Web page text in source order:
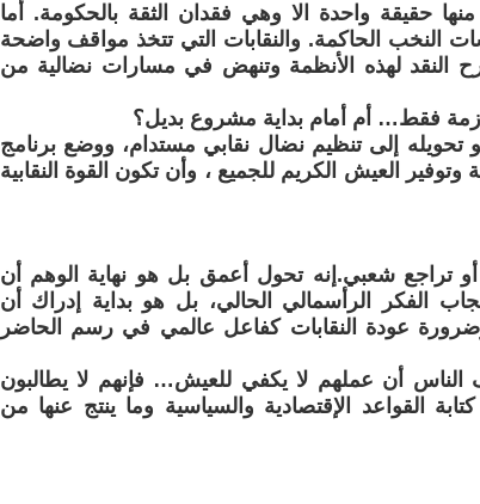
حقيقة واحدة الا وهي فقدان الثقة بالحكومة. أما
النخب الحاكمة. والنقابات التي تتخذ مواقف واضحة
النقد لهذه الأنظمة وتنهض في مسارات نضالية من
فقط… أم أمام بداية مشروع بديل؟
إلى تنظيم نضال نقابي مستدام، ووضع برنامج
وتوفير العيش الكريم للجميع ، وأن تكون القوة النقابية
تراجع شعبي.إنه تحول أعمق بل هو نهاية الوهم أن
الرأسمالي الحالي، بل هو بداية إدراك أن
عودة النقابات كفاعل عالمي في رسم الحاضر
الناس أن عملهم لا يكفي للعيش… فإنهم لا يطالبون
القواعد الإقتصادية والسياسية وما ينتج عنها من